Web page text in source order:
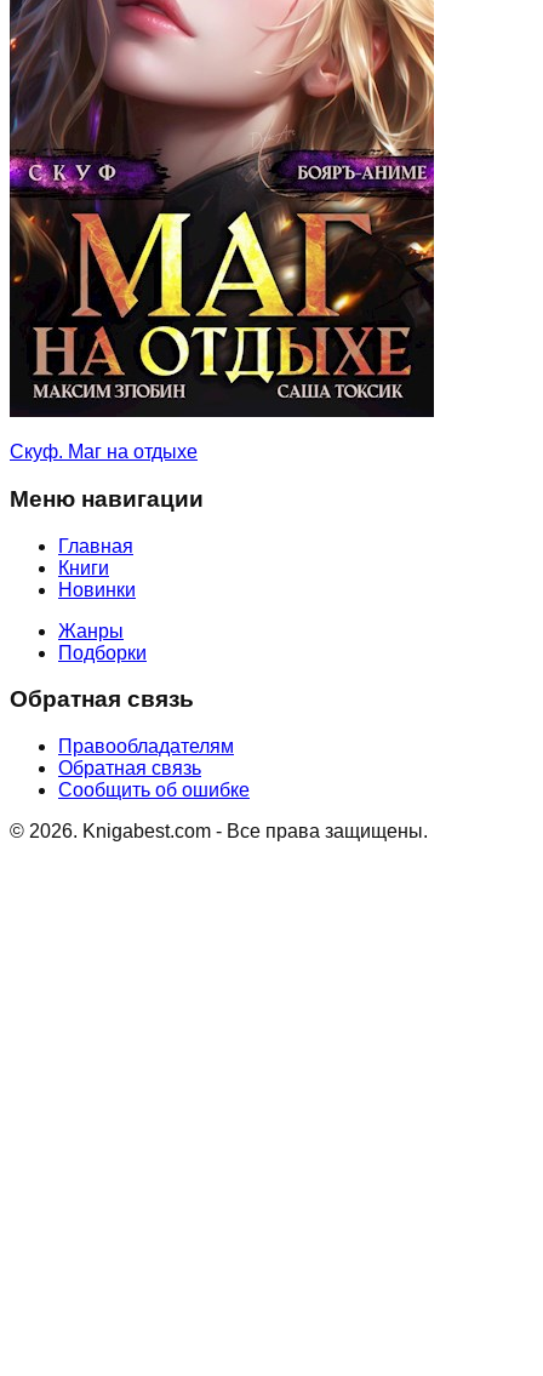
Скуф. Маг на отдыхе
Меню навигации
Главная
Книги
Новинки
Жанры
Подборки
Обратная связь
Правообладателям
Обратная связь
Сообщить об ошибке
© 2026. Knigabest.com - Все права защищены.